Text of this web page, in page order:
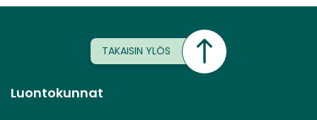
TAKAISIN YLÖS
Luontokunnat